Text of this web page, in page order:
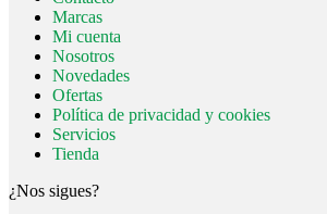
Marcas
Mi cuenta
Nosotros
Novedades
Ofertas
Política de privacidad y cookies
Servicios
Tienda
¿Nos sigues?